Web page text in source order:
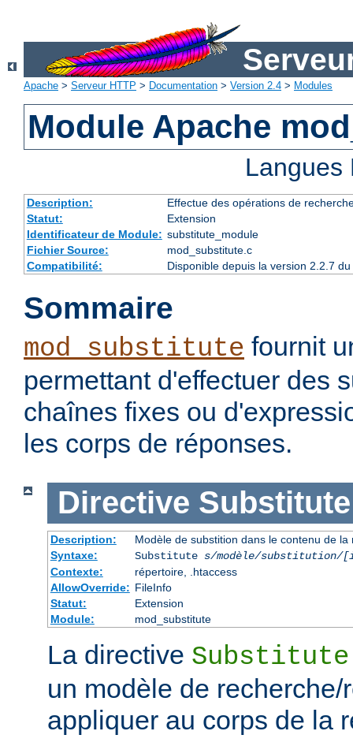
Apache > Serveur HTTP > Documentation > Version 2.4 > Modules
Module Apache
Description:
Effectue des opérations de
Statut:
Extension
Identificateur de Module: substitute_module
Fichier Source:
mod_substitute.c
Compatibilité:
Disponible depuis la version 2.2.7
Sommaire
mod_substitute fournit
permettant d'effectuer des
chaînes fixes ou
les corps de réponses.
Directive Substitute
Description:
Modèle de substition dans le contenu de la
Syntaxe:
Substitute s/modèle/substitution/
Contexte:
répertoire, .htaccess
AllowOverride: FileInfo
Statut:
Extension
Module:
mod_substitute
La directive Substitute
un modèle de
appliquer au corps de la